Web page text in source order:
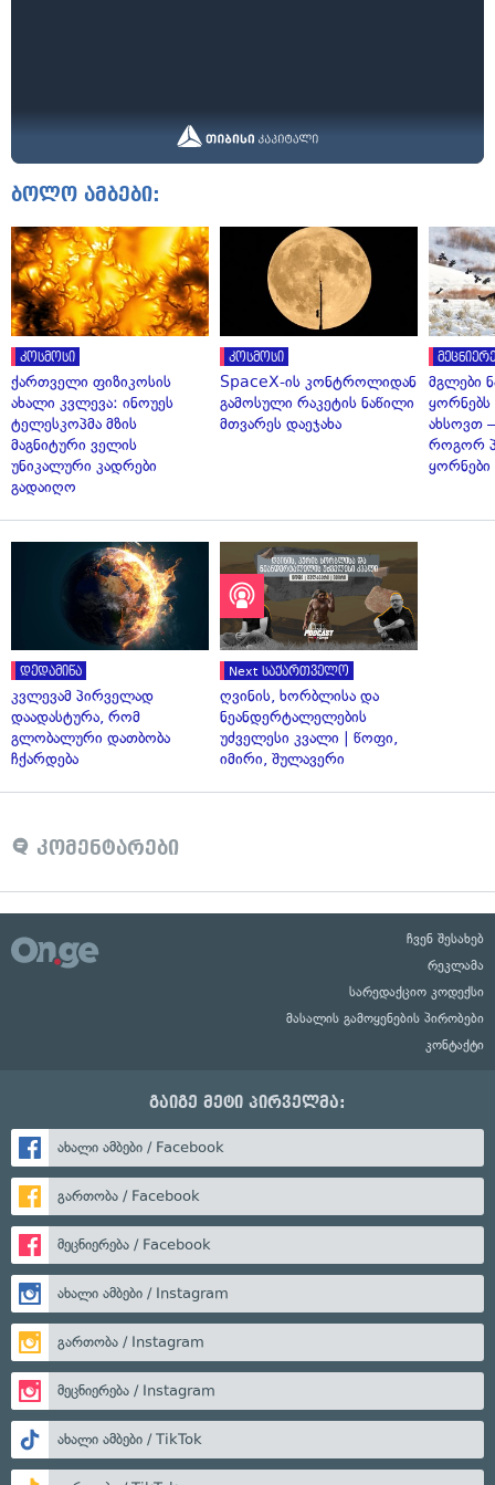
ბოლო ამბები:
კოსმოსი
ქართველი ფიზიკოსის
ახალი კვლევა: ინოუეს
ტელესკოპმა მზის
მაგნიტური ველის
უნიკალური კადრები
გადაიღო
კოსმოსი
SpaceX-ის კონტროლიდან
გამოსული რაკეტის ნაწილი
მთვარეს დაეჯახა
მგლები
ახსოვთ
როგორ
ყორნები
დედამიწა
კვლევამ პირველად
დაადასტურა, რომ
გლობალური დათბობა
ჩქარდება
Next საქართველო
ღვინის, ხორბლისა და
ნეანდერტალელების
უძველესი კვალი | წოფი,
იმირი, შულავერი
კომენტარები
ჩვენ შესახებ
რეკლამა
სარედაქციო კოდექსი
მასალის გამოყენების პირობები
კონტაქტი
გაიგე მეტი პირველმა:
ახალი ამბები / Facebook
გართობა / Facebook
მეცნიერება / Facebook
ახალი ამბები / Instagram
გართობა / Instagram
მეცნიერება / Instagram
ახალი ამბები / TikTok